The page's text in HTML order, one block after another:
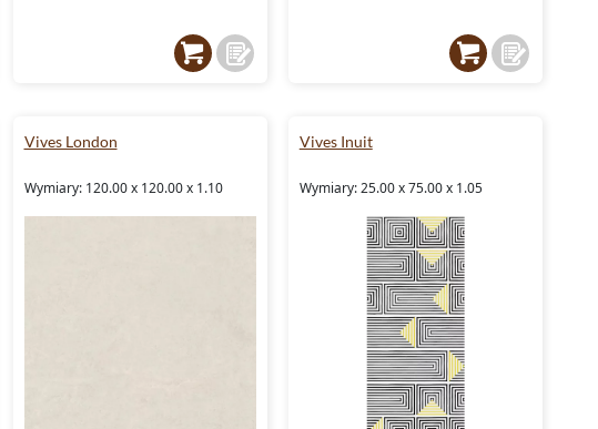
Vives London
Wymiary: 120.00 x 120.00 x 1.10
Vives Inuit
Wymiary: 25.00 x 75.00 x 1.05